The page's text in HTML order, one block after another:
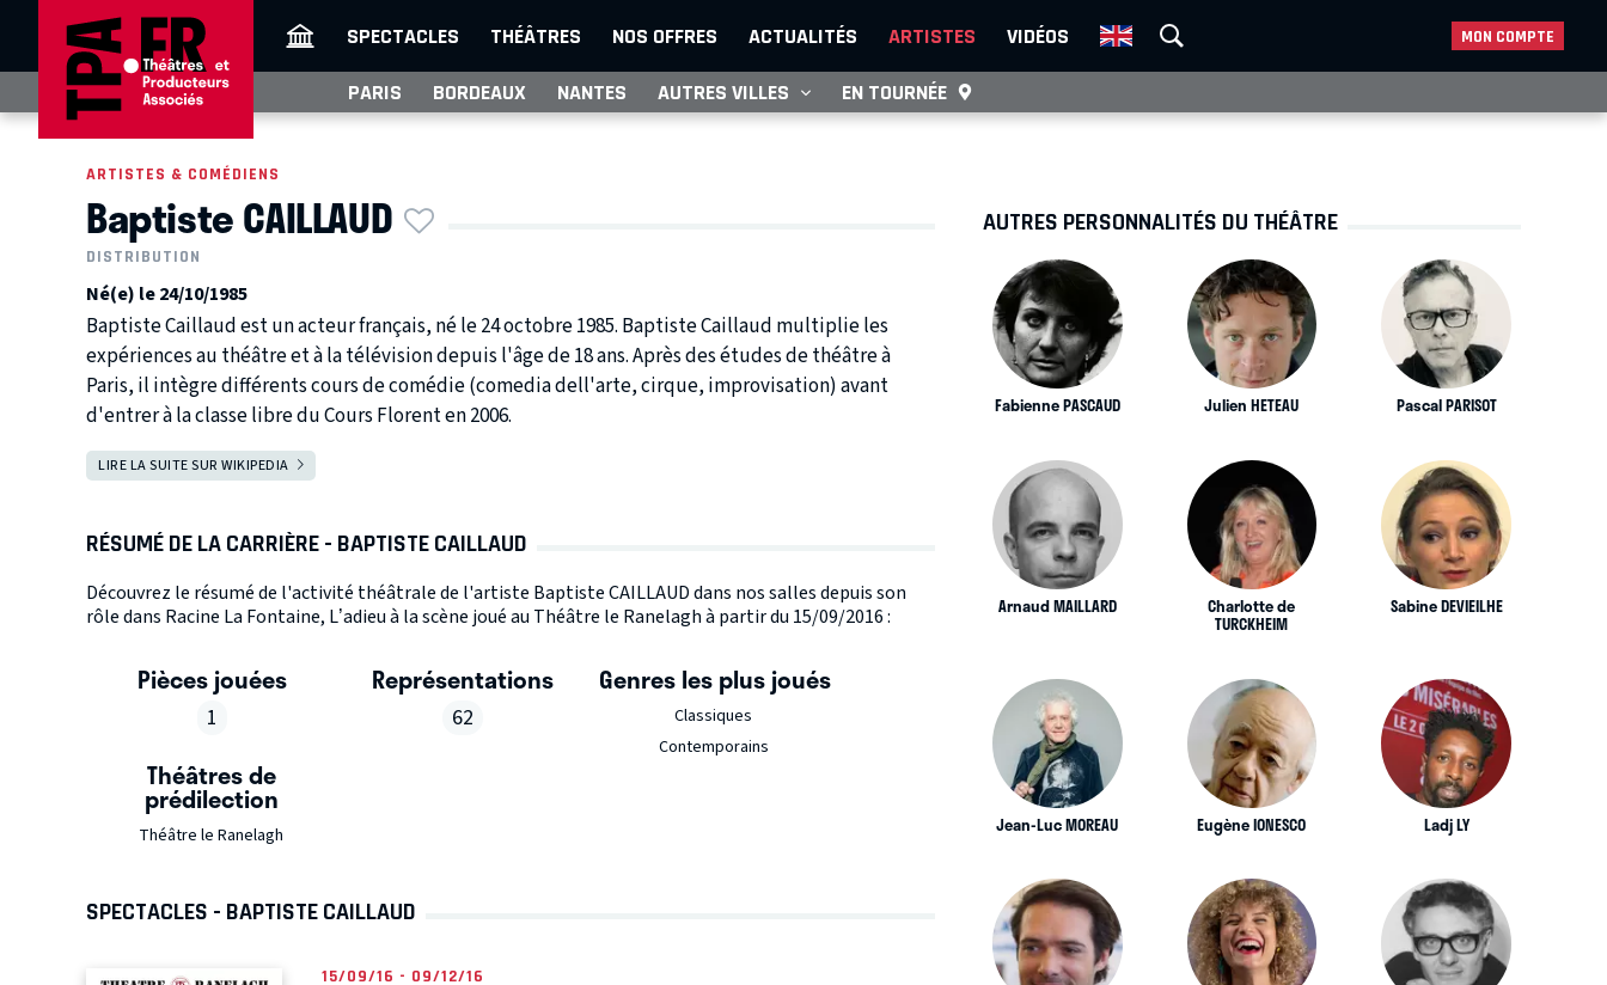
SPECTACLES THÉÂTRES NOS OFFRES ACTUALITÉS ARTISTES VIDÉOS MON COMPTE
PARIS BORDEAUX NANTES AUTRES VILLES EN TOURNÉE
ARTISTES & COMÉDIENS
Baptiste CAILLAUD
DISTRIBUTION
Né(e) le 24/10/1985
Baptiste Caillaud est un acteur français, né le 24 octobre 1985. Baptiste Caillaud multiplie les
expériences au théâtre et à la télévision depuis l'âge de 18 ans. Après des études de théâtre à
Paris, il intègre différents cours de comédie (comedia dell'arte, cirque, improvisation) avant
d'entrer à la classe libre du Cours Florent en 2006.
LIRE LA SUITE SUR WIKIPEDIA
RÉSUMÉ DE LA CARRIÈRE - BAPTISTE CAILLAUD
Découvrez le résumé de l'activité théâtrale de l'artiste Baptiste CAILLAUD dans nos salles depuis son
rôle dans Racine La Fontaine, L’adieu à la scène joué au Théâtre le Ranelagh à partir du 15/09/2016 :
Pièces jouées
1
Représentations
62
Genres les plus joués
Classiques
Contemporains
Théâtres de
prédilection
Théâtre le Ranelagh
SPECTACLES - BAPTISTE CAILLAUD
15/09/16 - 09/12/16
AUTRES PERSONNALITÉS DU THÉÂTRE
Fabienne PASCAUD Julien HETEAU Pascal PARISOT
Arnaud MAILLARD Charlotte de
TURCKHEIM
Sabine DEVIEILHE
Jean-Luc MOREAU Eugène IONESCO Ladj LY